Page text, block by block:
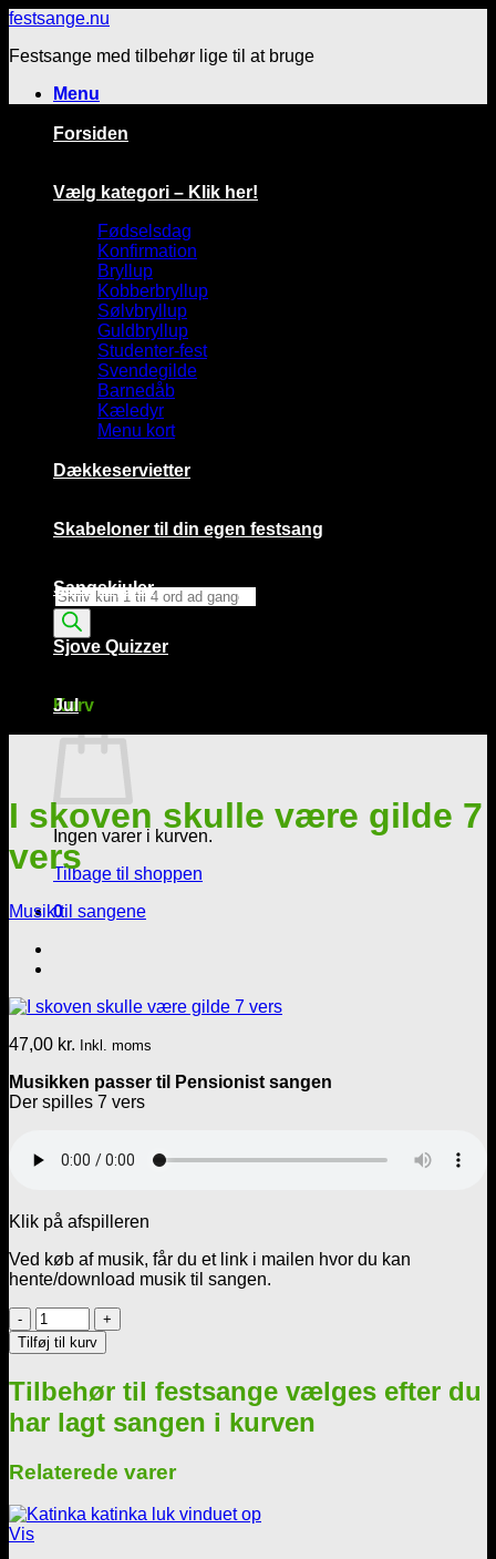
Fortsæt
indhold
festsange.nu
Festsange med tilbehør lige til at bruge
Menu
Products
search
Kurv
Ingen varer i kurven.
Tilbage til shoppen
0
Forsiden
Vælg kategori – Klik her!
Fødselsdag
Konfirmation
Bryllup
Kobberbryllup
Sølvbryllup
Guldbryllup
Studenter-fest
Svendegilde
Barnedåb
Kæledyr
Menu kort
Dækkeservietter
Skabeloner til din egen festsang
Sangskjuler
Sjove Quizzer
Jul
I skoven skulle være gilde 7
vers
Musik til sangene
47,00 kr. Inkl. moms
Musikken passer til Pensionist sangen
Der spilles 7 vers
Klik på afspilleren
Ved køb af musik, får du et link i mailen hvor du kan
hente/download musik til sangen.
skoven
skulle
gilde
7
vers
Tilføj til kurv
Tilbehør til festsange vælges efter du
har lagt sangen i kurven
Relaterede varer
Vis